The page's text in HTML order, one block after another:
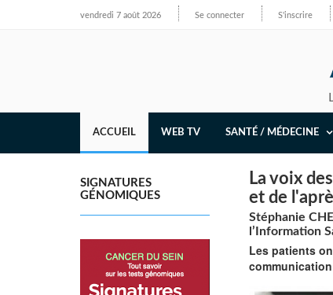
vendredi 7 août 2026 Se connecter S'inscrire
ACCUEIL WEB TV SANTÉ / MÉDECINE
SIGNATURES
GÉNOMIQUES
La voix
et de
Stéphanie
l’Information
Les patients